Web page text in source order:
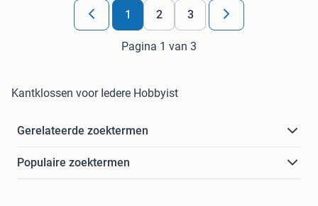
1 2 3
Pagina 1 van 3
Kantklossen voor Iedere Hobbyist
Gerelateerde zoektermen
Populaire zoektermen